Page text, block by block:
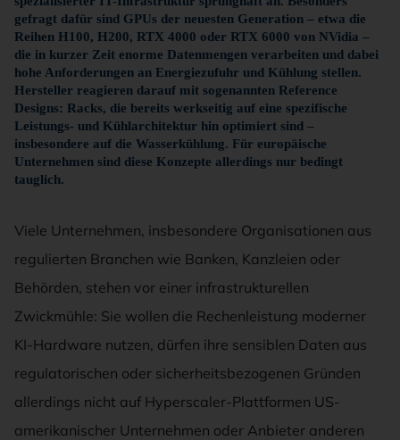
gefragt dafür sind GPUs der neuesten Generation – etwa die
Reihen H100, H200, RTX 4000 oder RTX 6000 von NVidia –
die in kurzer Zeit enorme Datenmengen verarbeiten und dabei
hohe Anforderungen an Energiezufuhr und Kühlung stellen.
Hersteller reagieren darauf mit sogenannten Reference
Designs: Racks, die bereits werkseitig auf eine spezifische
Leistungs- und Kühlarchitektur hin optimiert sind –
insbesondere auf die Wasserkühlung. Für europäische
Unternehmen sind diese Konzepte allerdings nur bedingt
tauglich.
Viele Unternehmen, insbesondere Organisationen aus
regulierten Branchen wie Banken, Kanzleien oder
Behörden, stehen vor einer infrastrukturellen
Zwickmühle: Sie wollen die Rechenleistung moderner
KI-Hardware nutzen, dürfen ihre sensiblen Daten aus
regulatorischen oder sicherheitsbezogenen Gründen
allerdings nicht auf Hyperscaler-Plattformen US-
amerikanischer Unternehmen oder Anbieter anderen